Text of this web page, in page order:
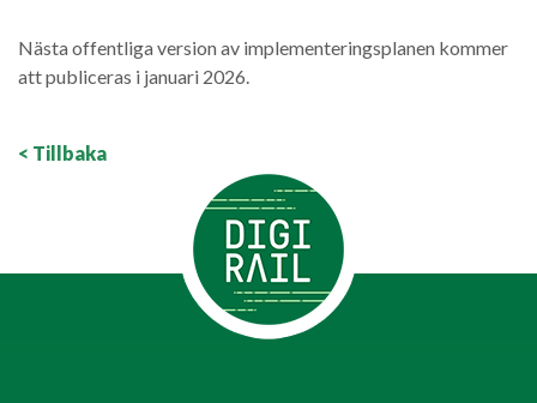
Nästa offentliga version av implementeringsplanen kommer
att publiceras i januari 2026.
< Tillbaka